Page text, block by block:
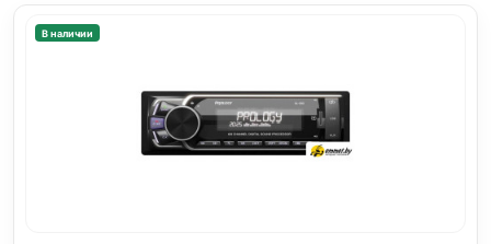
В наличии